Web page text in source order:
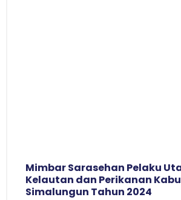
Mimbar Sarasehan Pelaku
Kelautan dan Perikanan
Simalungun Tahun 2024